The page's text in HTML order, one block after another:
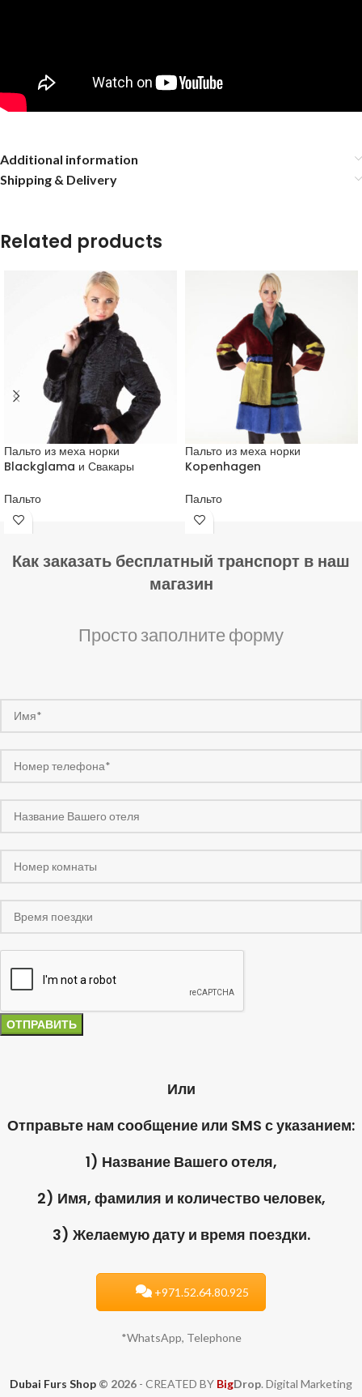
Additional information
Shipping & Delivery
Related products
Пальто из меха норки
Blackglama и Свакары
Пальто
Пальто из меха норки
Kopenhagen
Пальто
Как заказать бесплатный транспорт в наш
магазин
Просто заполните форму
Или
Отправьте нам сообщение или SMS с указанием:
1) Название Вашего отеля,
2) Имя, фамилия и количество человек,
3) Желаемую дату и время поездки.
+971.52.64.80.925
*WhatsApp, Telephone
Dubai Furs Shop © 2026 - CREATED BY BigDrop. Digital Marketing